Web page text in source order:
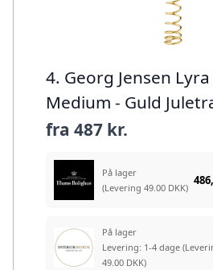
4. Georg Jensen
Medium - Guld
fra 487 kr.
På lager
(Levering 49.00 DKK)
På lager
Levering: 1-4 dage
49.00 DKK)